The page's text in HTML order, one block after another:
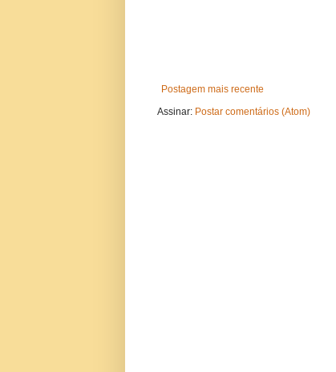
Postagem mais recente
Assinar: Postar comentários (Atom)